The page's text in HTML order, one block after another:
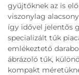
gyűjtőknek az is
viszonylag
így idővel jelentős
specializált tűk
emlékeztető
ábrázoló tűk,
kompakt